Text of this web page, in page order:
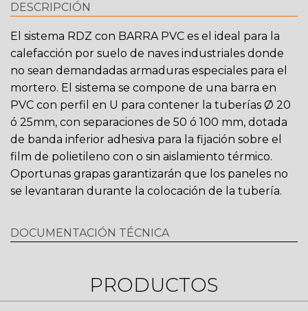
DESCRIPCIÓN
El sistema RDZ con BARRA PVC es el ideal para la
calefacción por suelo de naves industriales donde
no sean demandadas armaduras especiales para el
mortero. El sistema se compone de una barra en
PVC con perfil en U para contener la tuberías Ø 20
ó 25mm, con separaciones de 50 ó 100 mm, dotada
de banda inferior adhesiva para la fijación sobre el
film de polietileno con o sin aislamiento térmico.
Oportunas grapas garantizarán que los paneles no
se levantaran durante la colocación de la tubería.
DOCUMENTACIÓN TÉCNICA
PRODUCTOS